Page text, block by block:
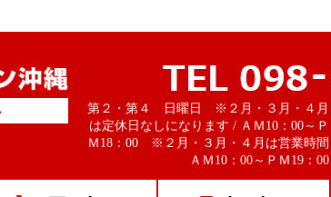
第２・第４ 日曜日 ※２月・３月・４月
は定休日なしになります / ＡＭ10：00～Ｐ
Ｍ18：00 ※２月・３月・４月は営業時間
ＡＭ10：00～ＰＭ19：00